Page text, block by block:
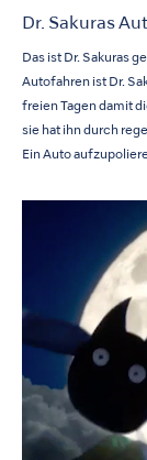
Dr. Sakuras
Das ist Dr. Sakuras
Autofahren ist Dr.
freien Tagen damit
sie hat ihn durch
Ein Auto